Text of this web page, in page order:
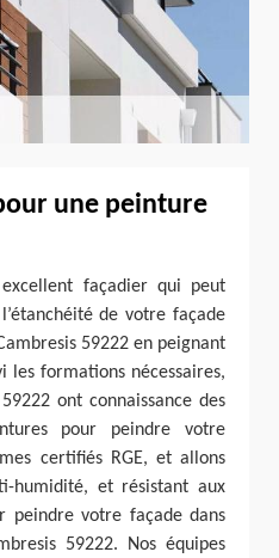
une peinture
façadier qui peut
de votre façade
59222 en peignant
les formations nécessaires,
ont connaissance des
pour peindre votre
certifiés RGE, et allons
humidité, et résistant aux
peindre votre façade dans
59222. Nos équipes